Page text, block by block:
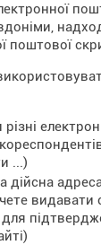
поштової
...)
дійсна